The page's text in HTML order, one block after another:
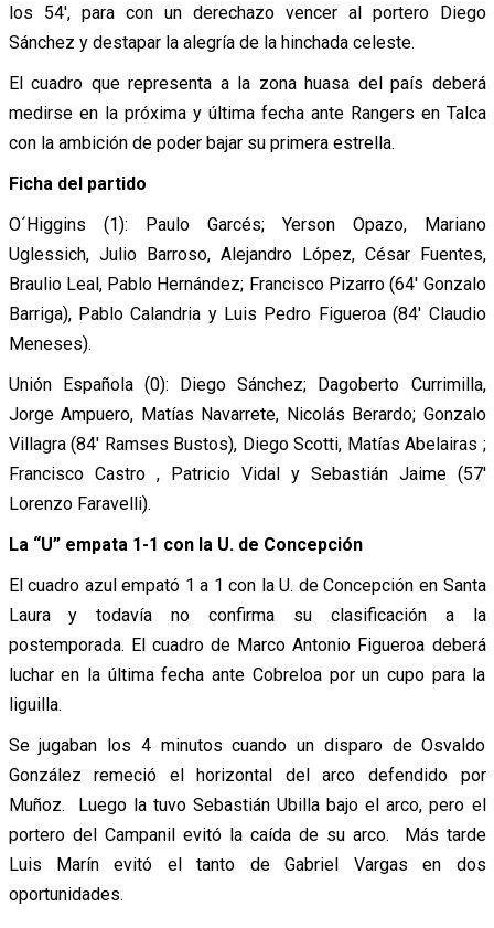
los 54′, para con un derechazo vencer al portero Diego
Sánchez y destapar la alegría de la hinchada celeste.
El cuadro que representa a la zona huasa del país deberá
medirse en la próxima y última fecha ante Rangers en Talca
con la ambición de poder bajar su primera estrella.
Ficha del partido
O´Higgins (1): Paulo Garcés; Yerson Opazo, Mariano
Uglessich, Julio Barroso, Alejandro López, César Fuentes,
Braulio Leal, Pablo Hernández; Francisco Pizarro (64′ Gonzalo
Barriga), Pablo Calandria y Luis Pedro Figueroa (84′ Claudio
Meneses).
Unión Española (0): Diego Sánchez; Dagoberto Currimilla,
Jorge Ampuero, Matías Navarrete, Nicolás Berardo; Gonzalo
Villagra (84′ Ramses Bustos), Diego Scotti, Matías Abelairas ;
Francisco Castro , Patricio Vidal y Sebastián Jaime (57′
Lorenzo Faravelli).
La “U” empata 1-1 con la U. de Concepción
El cuadro azul empató 1 a 1 con la U. de Concepción en Santa
Laura y todavía no confirma su clasificación a la
postemporada. El cuadro de Marco Antonio Figueroa deberá
luchar en la última fecha ante Cobreloa por un cupo para la
liguilla.
Se jugaban los 4 minutos cuando un disparo de Osvaldo
González remeció el horizontal del arco defendido por
Muñoz. Luego la tuvo Sebastián Ubilla bajo el arco, pero el
portero del Campanil evitó la caída de su arco. Más tarde
Luis Marín evitó el tanto de Gabriel Vargas en dos
oportunidades.